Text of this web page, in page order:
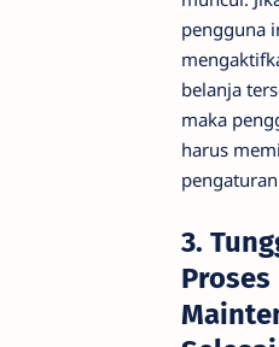
pengguna
belanja
maka
harus
3.
Proses